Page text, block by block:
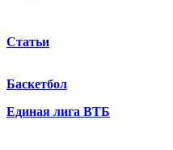
Статьи
Баскетбол
Единая лига ВТБ